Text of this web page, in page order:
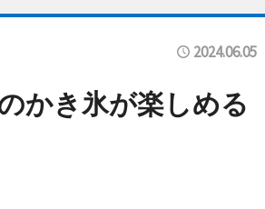
2024.06.05
かき氷が楽しめる